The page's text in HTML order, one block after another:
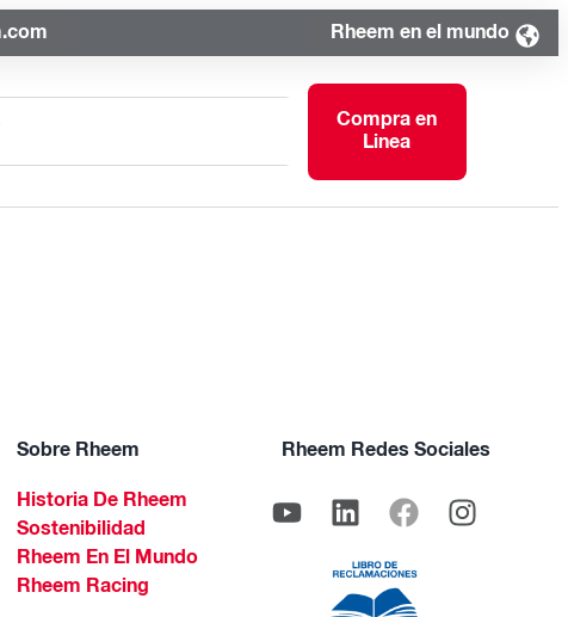
Rheem en el mundo
Compra en
Linea
Sobre Rheem
Historia De Rheem
Sostenibilidad
Rheem En El Mundo
Rheem Racing
Rheem Redes Sociales